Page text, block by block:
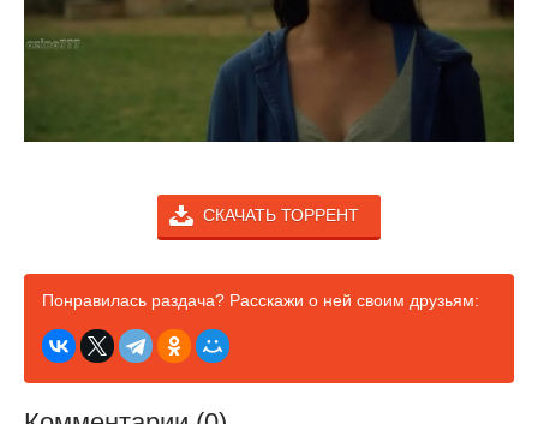
СКАЧАТЬ ТОРРЕНТ
Понравилась раздача? Расскажи о ней своим друзьям: